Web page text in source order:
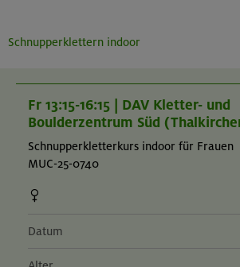
Schnupperklettern indoor
Fr 13:15-16:15 | DAV Kletter- und
Boulderzentrum Süd
Schnupperkletterkurs indoor für Frauen
MUC-25-0740
Datum